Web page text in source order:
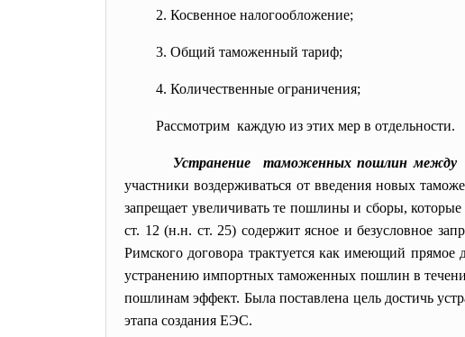
2. Косвенное налогообложение;
3. Общий таможенный тариф;
4. Количественные ограничения;
Рассмотрим каждую из этих мер в отдельности.
Устранение таможенных пошлин между
участники воздерживаться от введения новых
запрещает увеличивать те пошлины и сборы,
ст. 12 (н.н. ст. 25) содержит ясное и безусловное
Римского договора трактуется как имеющий
устранению импортных таможенных пошлин в
пошлинам эффект. Была поставлена цель достичь
этапа создания ЕЭС.